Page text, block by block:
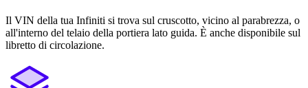
Il VIN della tua Infiniti si trova sul cruscotto, vicino al parabrezza, o
all'interno del telaio della portiera lato guida. È anche disponibile sul
libretto di circolazione.